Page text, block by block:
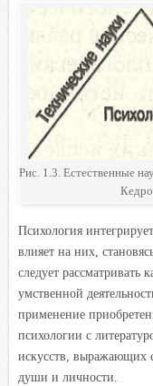
Рис. 1.3. Естественные
Психология
влияет на них,
следует рассматривать
умственной
применение
психологии с
искусств, выражающих
души и личности.